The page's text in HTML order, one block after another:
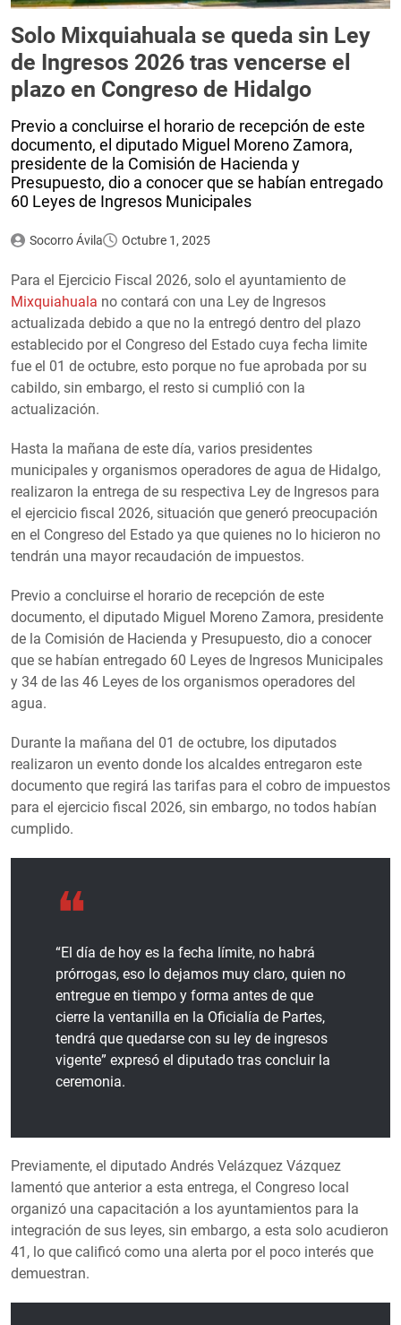
Solo Mixquiahuala se queda sin Ley
de Ingresos 2026 tras vencerse el
plazo en Congreso de Hidalgo
Previo a concluirse el horario de recepción de este
documento, el diputado Miguel Moreno Zamora,
presidente de la Comisión de Hacienda y
Presupuesto, dio a conocer que se habían entregado
60 Leyes de Ingresos Municipales
Socorro Ávila Octubre 1, 2025
Para el Ejercicio Fiscal 2026, solo el ayuntamiento de
Mixquiahuala no contará con una Ley de Ingresos
actualizada debido a que no la entregó dentro del plazo
establecido por el Congreso del Estado cuya fecha limite
fue el 01 de octubre, esto porque no fue aprobada por su
cabildo, sin embargo, el resto si cumplió con la
actualización.
Hasta la mañana de este día, varios presidentes
municipales y organismos operadores de agua de Hidalgo,
realizaron la entrega de su respectiva Ley de Ingresos para
el ejercicio fiscal 2026, situación que generó preocupación
en el Congreso del Estado ya que quienes no lo hicieron no
tendrán una mayor recaudación de impuestos.
Previo a concluirse el horario de recepción de este
documento, el diputado Miguel Moreno Zamora, presidente
de la Comisión de Hacienda y Presupuesto, dio a conocer
que se habían entregado 60 Leyes de Ingresos Municipales
y 34 de las 46 Leyes de los organismos operadores del
agua.
Durante la mañana del 01 de octubre, los diputados
realizaron un evento donde los alcaldes entregaron este
documento que regirá las tarifas para el cobro de impuestos
para el ejercicio fiscal 2026, sin embargo, no todos habían
cumplido.
“El día de hoy es la fecha límite, no habrá
prórrogas, eso lo dejamos muy claro, quien no
entregue en tiempo y forma antes de que
cierre la ventanilla en la Oficialía de Partes,
tendrá que quedarse con su ley de ingresos
vigente” expresó el diputado tras concluir la
ceremonia.
Previamente, el diputado Andrés Velázquez Vázquez
lamentó que anterior a esta entrega, el Congreso local
organizó una capacitación a los ayuntamientos para la
integración de sus leyes, sin embargo, a esta solo acudieron
41, lo que calificó como una alerta por el poco interés que
demuestran.